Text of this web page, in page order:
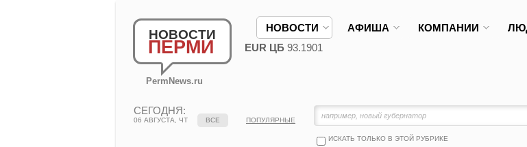
НОВОСТИ
ПЕРМИ
PermNews.ru
НОВОСТИ АФИША КОМПАНИИ
EUR ЦБ 93.1901
СЕГОДНЯ:
06 АВГУСТА, ЧТ
ИСКАТЬ ТОЛЬКО В ЭТОЙ РУБРИКЕ
ВСЕ ПОПУЛЯРНЫЕ